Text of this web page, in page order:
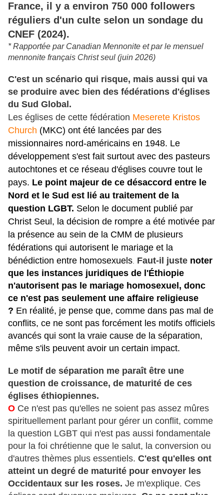
France, il y a environ 750 000 followers
réguliers d'un culte selon un sondage du
CNEF (2024).
* Rapportée par Canadian Mennonite et par le mensuel
mennonite français Christ seul (juin 2026)
C'est un scénario qui risque, mais aussi qui va
se produire avec bien des fédérations d'églises
du Sud Global.
Les églises de cette fédération Meserete Kristos
Church (MKC) ont été lancées par des
missionnaires nord-américains en 1948. Le
développement s'est fait surtout avec des pasteurs
autochtones et ce réseau d'églises couvre tout le
pays. Le point majeur de ce désaccord entre le
Nord et le Sud est lié au traitement de la
question LGBT. Selon le document publié par
Christ Seul, la décision de rompre a été motivée par
la présence au sein de la CMM de plusieurs
fédérations qui autorisent le mariage et la
bénédiction entre homosexuels Faut-il juste noter
que les instances juridiques de l'Éthiopie
n'autorisent pas le mariage homosexuel, donc
ce n'est pas seulement une affaire religieuse
? En réalité, je pense que, comme dans pas mal de
conflits, ce ne sont pas forcément les motifs officiels
avancés qui sont la vraie cause de la séparation,
même s'ils peuvent avoir un certain impact.
Le motif de séparation me paraît être une
question de croissance, de maturité de ces
églises éthiopiennes.
O Ce n'est pas qu'elles ne soient pas assez mûres
spirituellement parlant pour gérer un conflit, comme
la question LGBT qui n'est pas aussi fondamentale
pour la foi chrétienne que le salut, la conversion ou
d'autres thèmes plus essentiels. C'est qu'elles ont
atteint un degré de maturité pour envoyer les
Occidentaux sur les roses. Je m'explique. Ces